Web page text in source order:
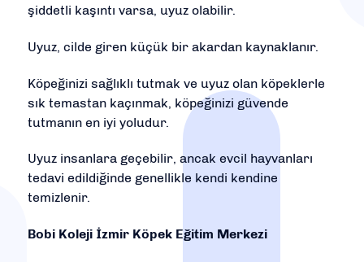
şiddetli kaşıntı varsa, uyuz olabilir.
Uyuz, cilde giren küçük bir akardan kaynaklanır.
Köpeğinizi sağlıklı tutmak ve uyuz olan köpeklerle
sık temastan kaçınmak, köpeğinizi güvende
tutmanın en iyi yoludur.
Uyuz insanlara geçebilir, ancak evcil hayvanları
tedavi edildiğinde genellikle kendi kendine
temizlenir.
Bobi Koleji İzmir Köpek Eğitim Merkezi